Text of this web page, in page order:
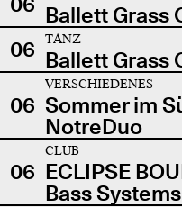
Ballett Grass
06
TANZ
Ballett Grass
06
VERSCHIEDENES
Sommer im
NotreDuo
06
CLUB
ECLIPSE
Bass